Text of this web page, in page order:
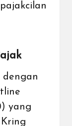
dengan
yang